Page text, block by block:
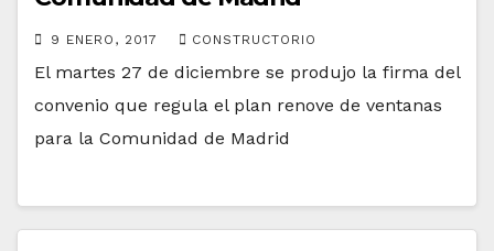
9 ENERO, 2017 CONSTRUCTORIO
El martes 27 de diciembre se produjo la firma del
convenio que regula el plan renove de ventanas
para la Comunidad de Madrid